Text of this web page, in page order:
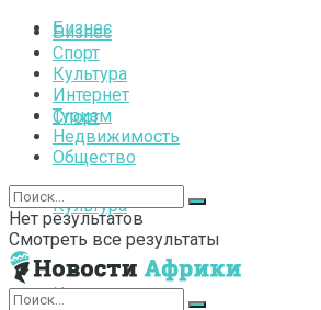
Бизнес
Спорт
Культура
Интернет
Бизнес
Спорт
Культура
Интернет
Туризм
Недвижимость
Общество
Нет результатов
Смотреть все результаты